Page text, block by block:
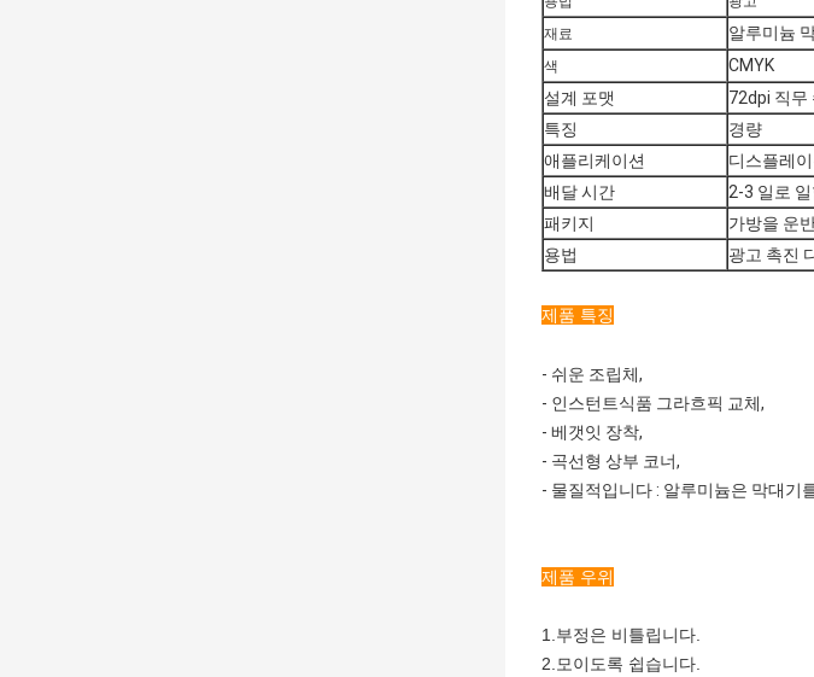
재료
알루미늄
색
CMYK
설계 포맷
72dpi 직무
특징
경량
애플리케이션
디스플레
배달 시간
2-3 일로
패키지
가방을 운
용법
광고 촉진
제품 특징
- 쉬운 조립체,
- 인스턴트식품 그라흐픽 교체,
- 베갯잇 장착,
- 곡선형 상부 코너,
- 물질적입니다 : 알루미늄은 막대기
제품 우위
1.부정은 비틀립니다.
2.모이도록 쉽습니다.